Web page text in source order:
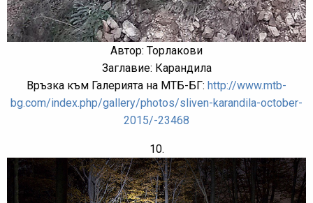
Автор: Торлакови
Заглавие: Карандила
Връзка към Галерията на МТБ-БГ: http://www.mtb-
bg.com/index.php/gallery/photos/sliven-karandila-october-
2015/-23468
10.